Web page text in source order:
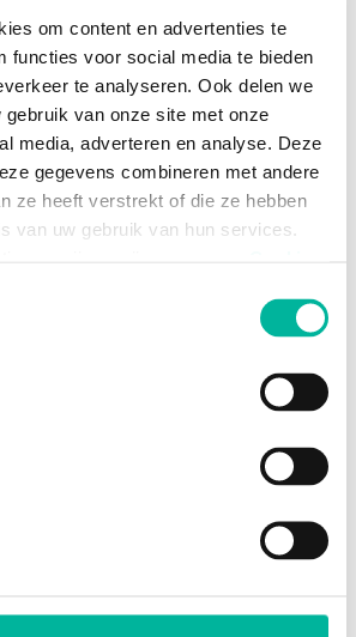
om content en advertenties te
functies voor social media te bieden
te analyseren. Ook delen we
gebruik van onze site met onze
media, adverteren en analyse. Deze
gegevens combineren met andere
ze heeft verstrekt of die ze hebben
van uw gebruik van hun services.
website en kunnen niet worden
bestaat enkel een informatieplicht. U
intrekken via de consent
succès
Grâce auxnombreuses
(nombre de newsletters
de clics, nombre de
…), il est très facile de mesurer le
En utilisant ces
pouveztoujours améliorer
la large portée et des
relativement bon